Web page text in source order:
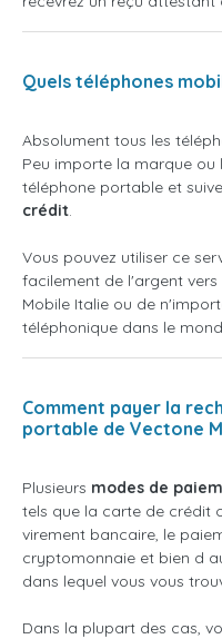
Quels téléphones
Absolument tous les
Peu importe la marque ou
téléphone portable et
crédit.
Vous pouvez utiliser ce
facilement de l'argent
Mobile Italie ou de
téléphonique dans le
Comment payer la
portable de Vectone
Plusieurs modes de
tels que la carte de crédit
virement bancaire, le
cryptomonnaie et bien d
dans lequel vous vous
Dans la plupart des cas,